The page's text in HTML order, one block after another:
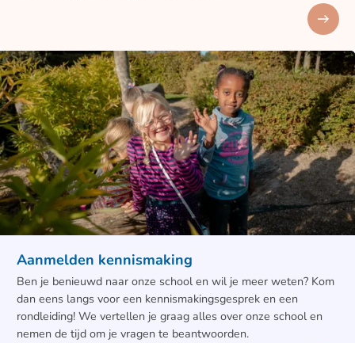
Aanmelden kennismaking
Ben je benieuwd naar onze school en wil je meer weten? Kom
dan eens langs voor een kennismakingsgesprek en een
rondleiding! We vertellen je graag alles over onze school en
nemen de tijd om je vragen te beantwoorden.